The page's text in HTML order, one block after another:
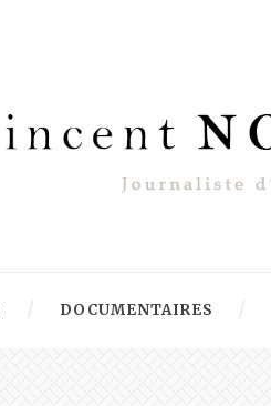
DOCUMENTAIRES